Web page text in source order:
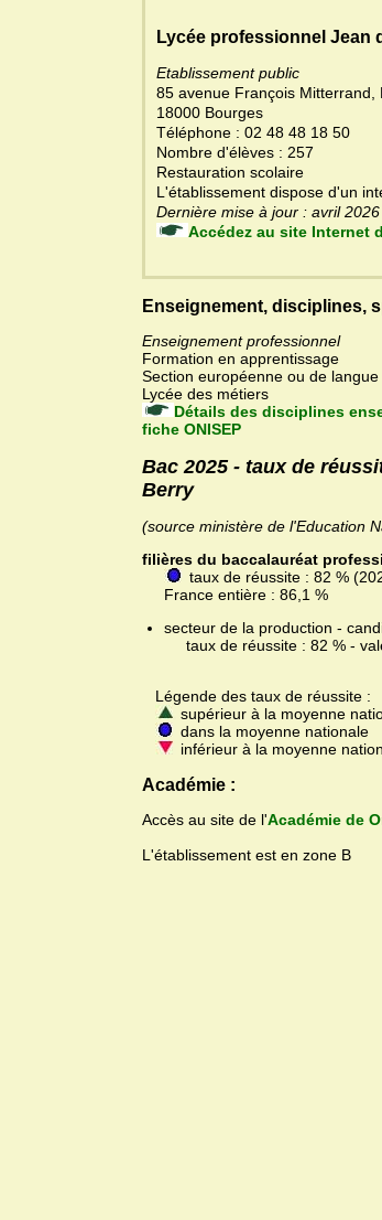
Lycée professionnel Jean
Etablissement public
85 avenue François Mitterrand,
18000 Bourges
Téléphone : 02 48 48 18 50
Nombre d'élèves : 257
Restauration scolaire
L'établissement dispose d'un
Dernière mise à jour : avril 2026
Enseignement, disciplines,
Enseignement professionnel
Formation en apprentissage
Section européenne ou de
Lycée des métiers
Détails des disciplines
fiche ONISEP
Bac 2025 - taux de
Berry
(source ministère de l'Education
filières du baccalauréat
taux de réussite : 82 %
France entière : 86,1 %
secteur de la production -
taux de réussite : 82 % -
Légende des taux de réussite :
supérieur à la moyenne
dans la moyenne nationale
inférieur à la moyenne
Académie :
Accès au site de l'Académie de
L'établissement est en zone B